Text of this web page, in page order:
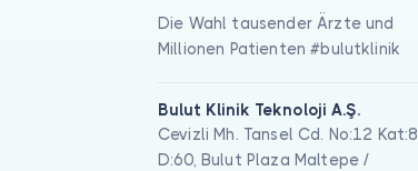
Die Wahl tausender Ärzte und
Millionen Patienten #bulutklinik
Bulut Klinik Teknoloji A.Ş.
Cevizli Mh. Tansel Cd. No:12 Kat:8
D:60, Bulut Plaza Maltepe /